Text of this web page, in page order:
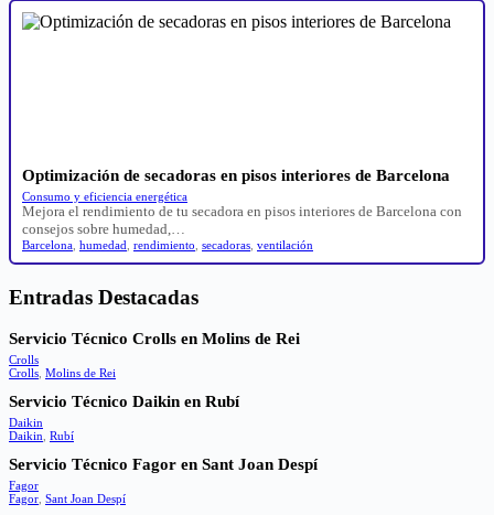
Optimización de secadoras en pisos interiores de Barcelona
Consumo y eficiencia energética
Mejora el rendimiento de tu secadora en pisos interiores de Barcelona con
consejos sobre humedad,…
Barcelona humedad rendimiento secadoras ventilación
Entradas Destacadas
Servicio Técnico Crolls en Molins de Rei
Crolls
Crolls Molins de Rei
Servicio Técnico Daikin en Rubí
Daikin
Daikin Rubí
Servicio Técnico Fagor en Sant Joan Despí
Fagor
Fagor Sant Joan Despí